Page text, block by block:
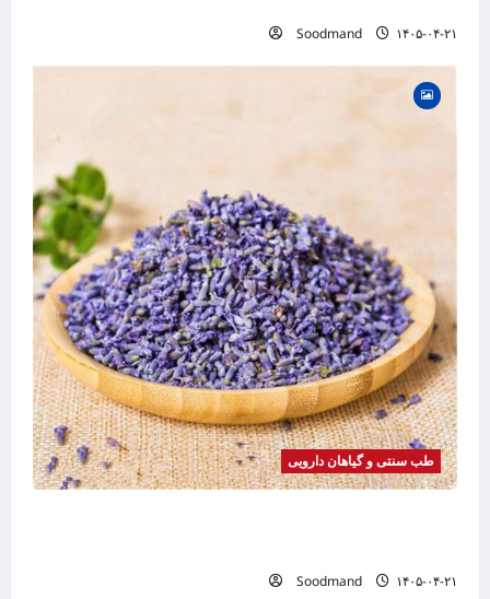
Soodmand ۱۴۰۵-۰۴-۲۱
طب سنتی و گیاهان دارویی
Soodmand ۱۴۰۵-۰۴-۲۱